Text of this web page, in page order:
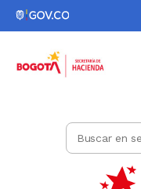
Ir al pie de
Enlace
Buscar
electrónica